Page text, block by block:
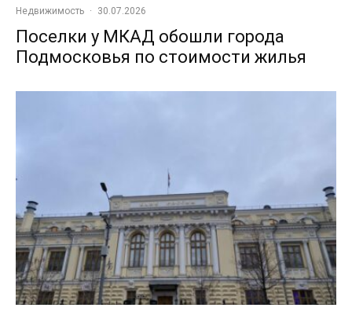
Недвижимость · 30.07.2026
Поселки у МКАД обошли города
Подмосковья по стоимости жилья